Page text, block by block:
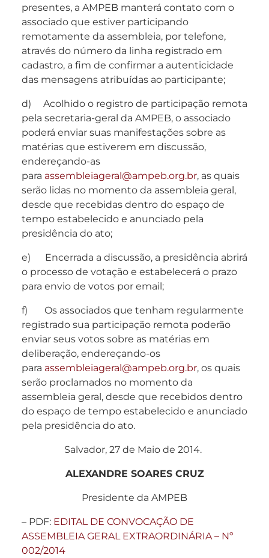
presentes, a AMPEB manterá contato com o
associado que estiver participando
remotamente da assembleia, por telefone,
através do número da linha registrado em
cadastro, a fim de confirmar a autenticidade
das mensagens atribuídas ao participante;
d) Acolhido o registro de participação remota
pela secretaria-geral da AMPEB, o associado
poderá enviar suas manifestações sobre as
matérias que estiverem em discussão,
endereçando-as
para assembleiageral@ampeb.org.br, as quais
serão lidas no momento da assembleia geral,
desde que recebidas dentro do espaço de
tempo estabelecido e anunciado pela
presidência do ato;
e) Encerrada a discussão, a presidência abrirá
o processo de votação e estabelecerá o prazo
para envio de votos por email;
f) Os associados que tenham regularmente
registrado sua participação remota poderão
enviar seus votos sobre as matérias em
deliberação, endereçando-os
para assembleiageral@ampeb.org.br, os quais
serão proclamados no momento da
assembleia geral, desde que recebidos dentro
do espaço de tempo estabelecido e anunciado
pela presidência do ato.
Salvador, 27 de Maio de 2014.
ALEXANDRE SOARES CRUZ
Presidente da AMPEB
– PDF: EDITAL DE CONVOCAÇÃO DE
ASSEMBLEIA GERAL EXTRAORDINÁRIA – Nº
002/2014